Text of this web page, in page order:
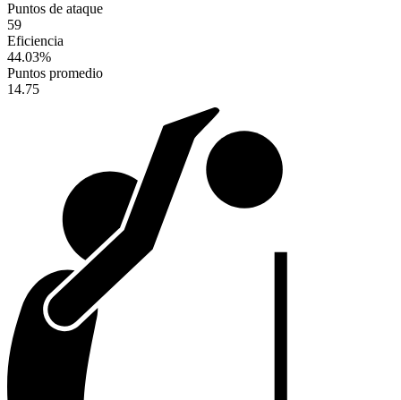
Puntos de ataque
59
Eficiencia
44.03%
Puntos promedio
14.75